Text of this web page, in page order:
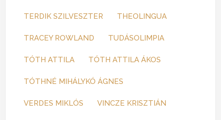
TERDIK SZILVESZTER THEOLINGUA
TRACEY ROWLAND TUDÁSOLIMPIA
TÓTH ATTILA TÓTH ATTILA ÁKOS
TÓTHNÉ MIHÁLYKÓ ÁGNES
VERDES MIKLÓS VINCZE KRISZTIÁN